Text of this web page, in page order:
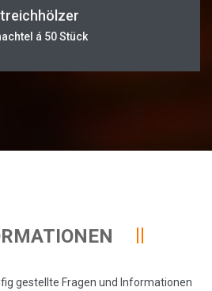
á 50 Stück
gestellte Fragen und Informationen